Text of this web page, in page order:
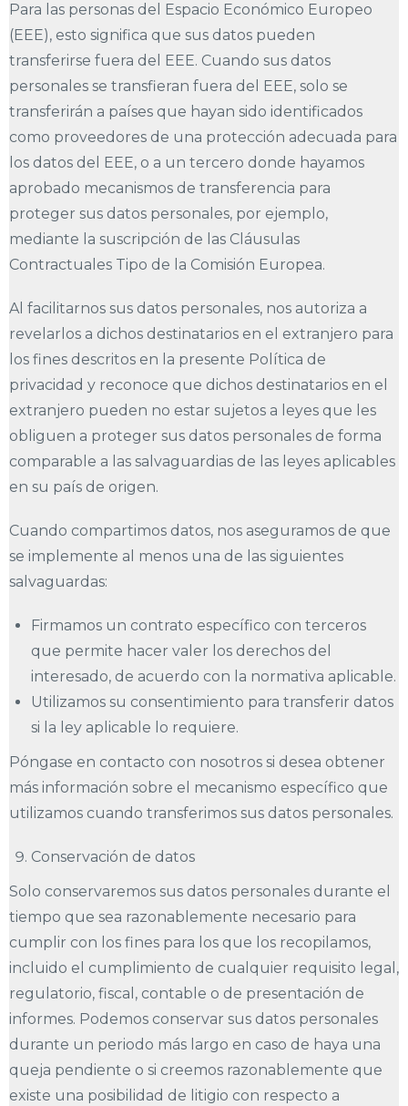
Para las personas del Espacio Económico Europeo
(EEE), esto significa que sus datos pueden
transferirse fuera del EEE. Cuando sus datos
personales se transfieran fuera del EEE, solo se
transferirán a países que hayan sido identificados
como proveedores de una protección adecuada para
los datos del EEE, o a un tercero donde hayamos
aprobado mecanismos de transferencia para
proteger sus datos personales, por ejemplo,
mediante la suscripción de las Cláusulas
Contractuales Tipo de la Comisión Europea.
Al facilitarnos sus datos personales, nos autoriza a
revelarlos a dichos destinatarios en el extranjero para
los fines descritos en la presente Política de
privacidad y reconoce que dichos destinatarios en el
extranjero pueden no estar sujetos a leyes que les
obliguen a proteger sus datos personales de forma
comparable a las salvaguardias de las leyes aplicables
en su país de origen.
Cuando compartimos datos, nos aseguramos de que
se implemente al menos una de las siguientes
salvaguardas:
Firmamos un contrato específico con terceros
que permite hacer valer los derechos del
interesado, de acuerdo con la normativa aplicable.
Utilizamos su consentimiento para transferir datos
si la ley aplicable lo requiere.
Póngase en contacto con nosotros si desea obtener
más información sobre el mecanismo específico que
utilizamos cuando transferimos sus datos personales.
Conservación de datos
Solo conservaremos sus datos personales durante el
tiempo que sea razonablemente necesario para
cumplir con los fines para los que los recopilamos,
incluido el cumplimiento de cualquier requisito legal,
regulatorio, fiscal, contable o de presentación de
informes. Podemos conservar sus datos personales
durante un periodo más largo en caso de haya una
queja pendiente o si creemos razonablemente que
existe una posibilidad de litigio con respecto a